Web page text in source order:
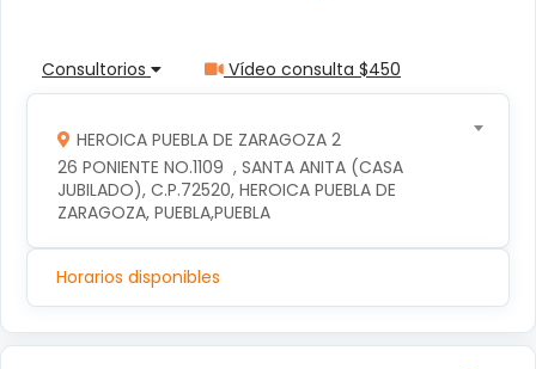
Consultorios Vídeo consulta $450
HEROICA PUEBLA DE ZARAGOZA 2
26 PONIENTE NO.1109  , SANTA ANITA (CASA
JUBILADO), C.P.72520, HEROICA PUEBLA DE
ZARAGOZA, PUEBLA,PUEBLA
Horarios disponibles